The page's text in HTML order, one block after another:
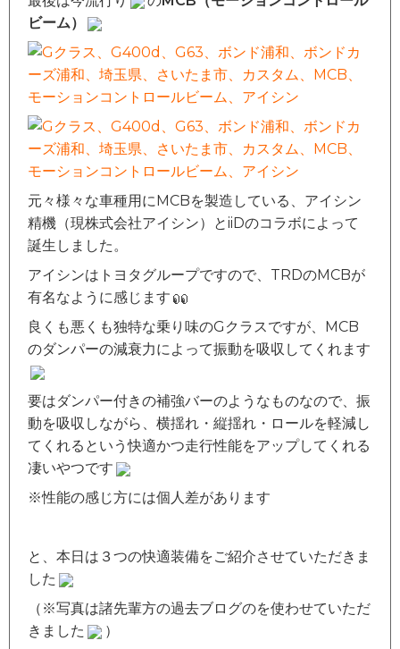
ビーム）
元々様々な車種用にMCBを製造している、アイシン
精機（現株式会社アイシン）とiiDのコラボによって
誕生しました。
アイシンはトヨタグループですので、TRDのMCBが
有名なように感じます
良くも悪くも独特な乗り味のGクラスですが、MCB
のダンパーの減衰力によって振動を吸収してくれます
要はダンパー付きの補強バーのようなものなので、振
動を吸収しながら、横揺れ・縦揺れ・ロールを軽減し
てくれるという快適かつ走行性能をアップしてくれる
凄いやつです
※性能の感じ方には個人差があります
と、本日は３つの快適装備をご紹介させていただきま
した
（※写真は諸先輩方の過去ブログのを使わせていただ
きました
）